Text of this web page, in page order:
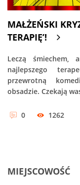
MAŁŻEŃSKI
TERAPIĘ’!
Leczą śmiechem,
najlepszego
przewrotną
obsadzie. Czekają
0 1262
MIEJSCOWOŚĆ